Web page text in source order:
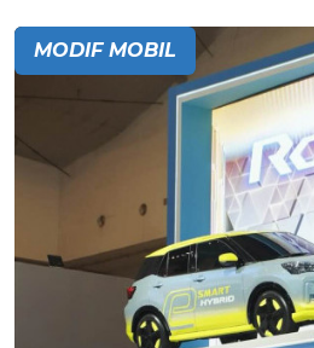
MODIF MOBIL